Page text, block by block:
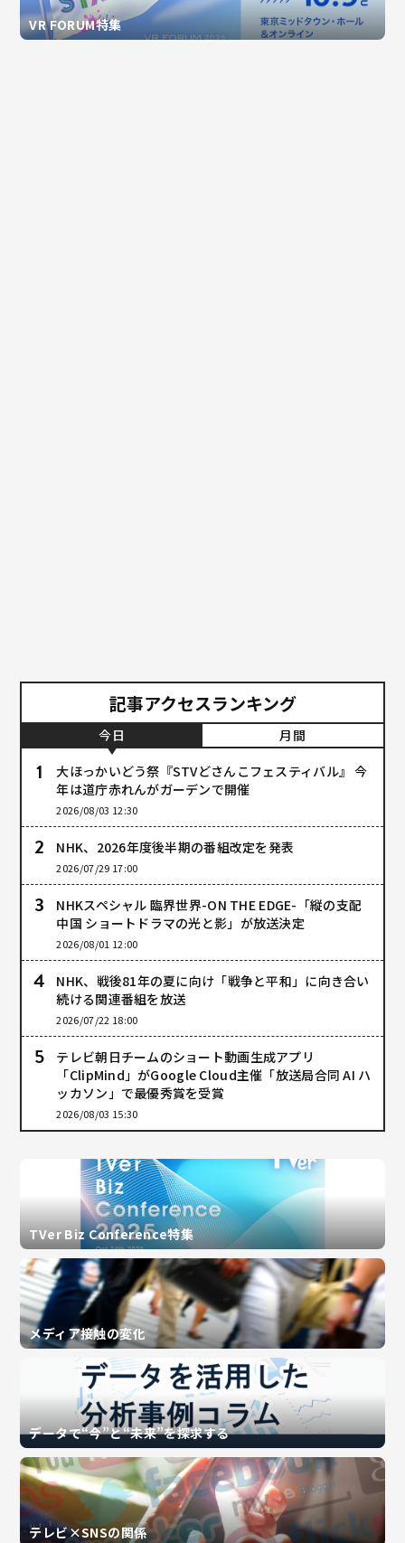
VR FORUM特集
記事アクセスランキング
今日
月間
大ほっかいどう祭『STVどさんこフェスティバル』 今
年は道庁赤れんがガーデンで開催
2026/08/03 12:30
NHK、2026年度後半期の番組改定を発表
2026/07/29 17:00
NHKスペシャル 臨界世界-ON THE EDGE-「縦の支配
中国 ショートドラマの光と影」が放送決定
2026/08/01 12:00
NHK、戦後81年の夏に向け「戦争と平和」に向き合い
続ける関連番組を放送
2026/07/22 18:00
テレビ朝日チームのショート動画生成アプリ
「ClipMind」がGoogle Cloud主催「放送局合同 AI ハ
ッカソン」で最優秀賞を受賞
2026/08/03 15:30
TVer Biz Conference特集
メディア接触の変化
データで“今”と“未来”を探求する
テレビ×SNSの関係